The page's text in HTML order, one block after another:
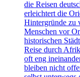
die Reisen
erleichtert die
Hintergründe zu
Menschen vor
historischen
Reise durch
oft eng
bleiben nicht